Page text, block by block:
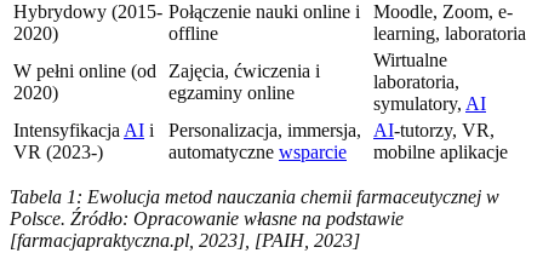
Hybrydowy (2015-
2020)
Połączenie nauki online i
offline
Moodle, Zoom, e-
learning, laboratoria
W pełni online (od
2020)
Zajęcia, ćwiczenia i
egzaminy online
Wirtualne
laboratoria,
symulatory, AI
Intensyfikacja AI i
VR (2023-)
Personalizacja, immersja,
automatyczne wsparcie
AI-tutorzy, VR,
mobilne aplikacje
Tabela 1: Ewolucja metod nauczania chemii farmaceutycznej w
Polsce. Źródło: Opracowanie własne na podstawie
[farmacjapraktyczna.pl, 2023], [PAIH, 2023]